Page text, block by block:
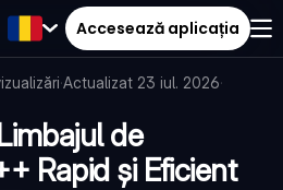
Accesează aplicația
·Actualizat 23 iul. 2026·
de
Rapid și Eficient